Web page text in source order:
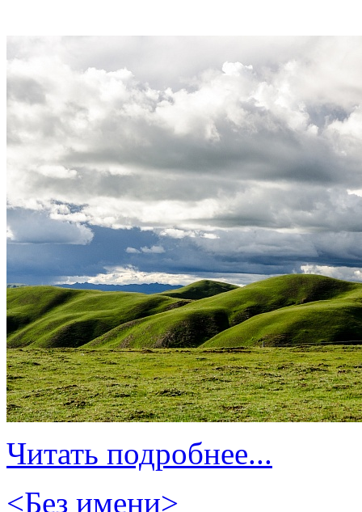
Читать подробнее...
<Без имени>